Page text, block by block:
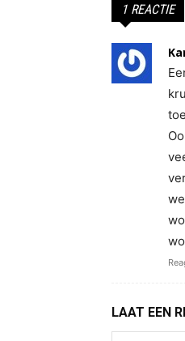
1 REACTIE
LAAT EEN